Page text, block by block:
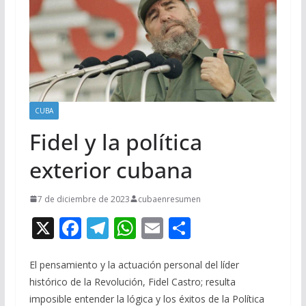
CUBA
Fidel y la política
exterior cubana
7 de diciembre de 2023 cubaenresumen
X F
e
b
T
e
gr
W
at
s
E
ai
l
C
m
p
El pensamiento y la actuación personal del líder
histórico de la Revolución, Fidel Castro; resulta
imposible entender la lógica y los éxitos de la Política